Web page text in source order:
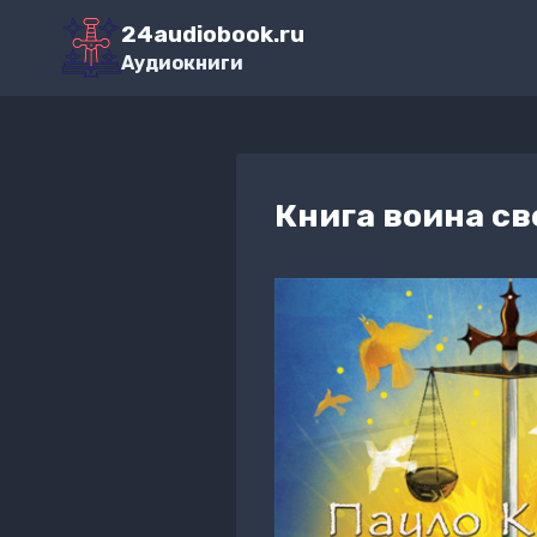
Перейти
содержимому
24audiobook.ru
Аудиокниги
Книга воина